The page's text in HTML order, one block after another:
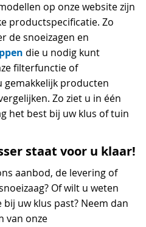
op onze website zijn
productspecificatie. Zo
de snoeizagen en
die u nodig kunt
filterfunctie of
gemakkelijk producten
Zo ziet u in één
het best bij uw klus of tuin
staat voor u klaar!
aanbod, de levering of
Of wilt u weten
uw klus past? Neem dan
van onze